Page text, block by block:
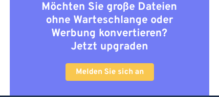
Möchten Sie große Dateien
ohne Warteschlange oder
Werbung konvertieren?
Jetzt upgraden
Melden Sie sich an